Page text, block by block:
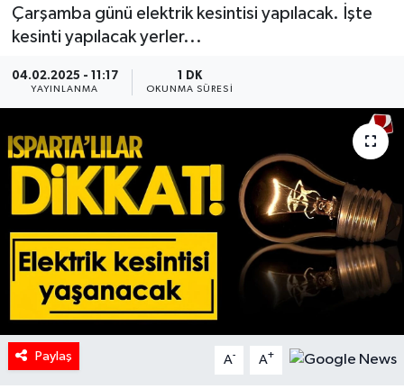
Çarşamba günü elektrik kesintisi yapılacak. İşte
kesinti yapılacak yerler...
04.02.2025 - 11:17
YAYINLANMA
1 DK
OKUNMA SÜRESI
Paylaş A- A+
BİLİM VE TEKNOLOJİ
GENEL
Güncel
HABERDE İNSAN
İlginç
KÜLTÜR SANAT
MAGAZİN
Tüm Manşetler
Haber Arşivi